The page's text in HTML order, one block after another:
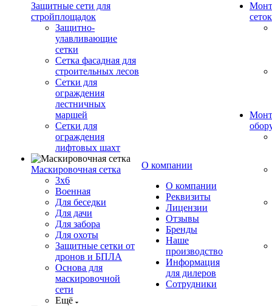
Защитные сети для
стройплощадок
Защитно-
улавливающие
сетки
Сетка фасадная для
строительных лесов
Сетки для
ограждения
лестничных
маршей
Сетки для
ограждения
лифтовых шахт
Маскировочная сетка
3х6
Военная
Для беседки
Для дачи
Для забора
Для охоты
Защитные сетки от
дронов и БПЛА
Основа для
маскировочной
сети
Ещё
О компании
О компании
Реквизиты
Лицензии
Отзывы
Бренды
Наше
производство
Информация
для дилеров
Сотрудники
сеток